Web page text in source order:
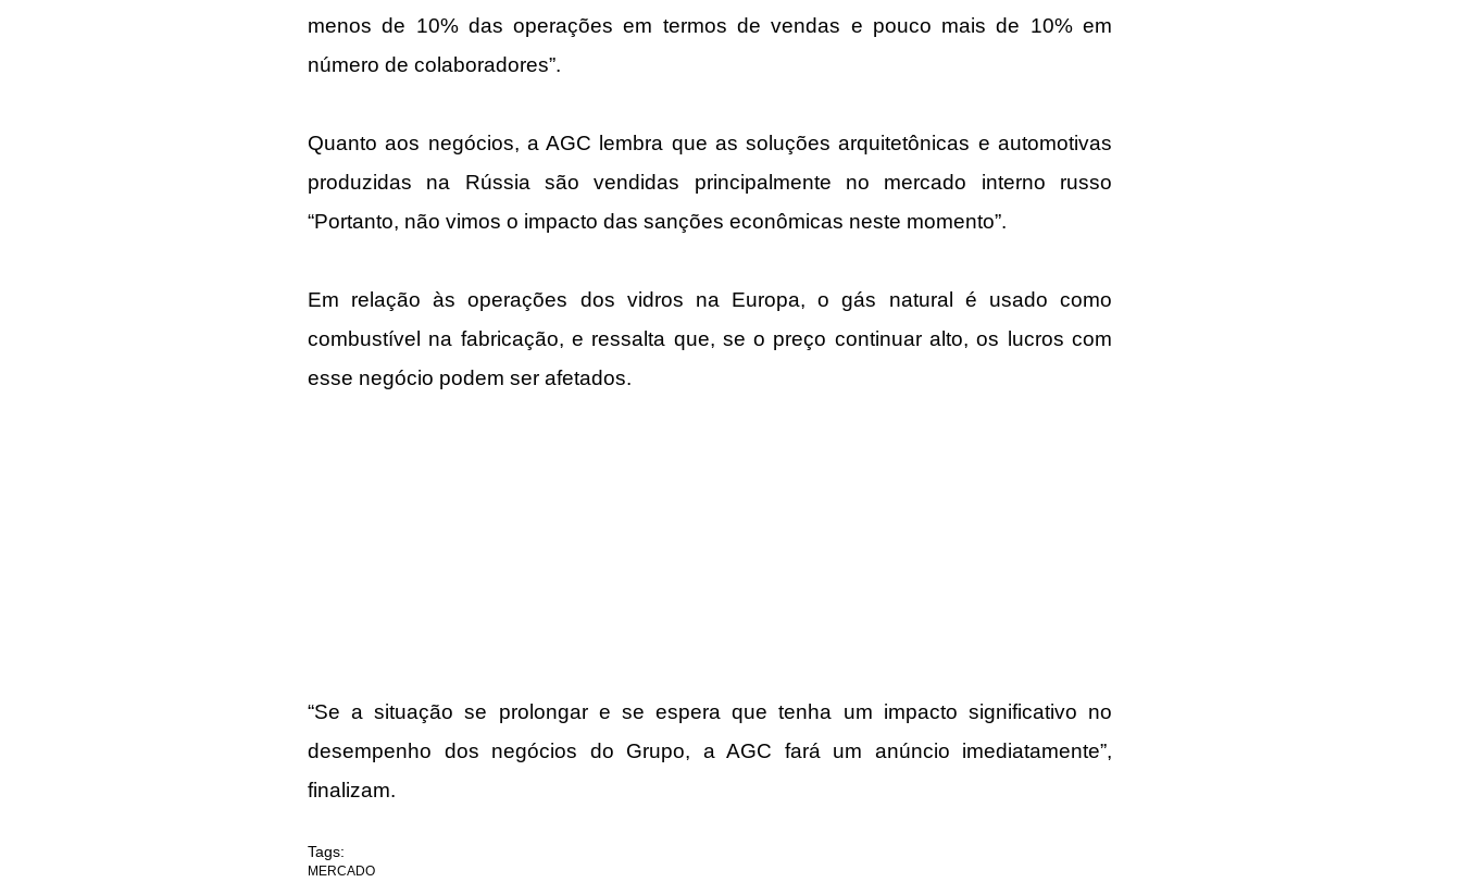
menos de 10% das operações em termos de vendas e pouco mais de 10% em
número de colaboradores”.
Quanto aos negócios, a AGC lembra que as soluções arquitetônicas e automotivas
produzidas na Rússia são vendidas principalmente no mercado interno russo
“Portanto, não vimos o impacto das sanções econômicas neste momento”.
Em relação às operações dos vidros na Europa, o gás natural é usado como
combustível na fabricação, e ressalta que, se o preço continuar alto, os lucros com
esse negócio podem ser afetados.
“Se a situação se prolongar e se espera que tenha um impacto significativo no
desempenho dos negócios do Grupo, a AGC fará um anúncio imediatamente”,
finalizam.
Tags:
MERCADO